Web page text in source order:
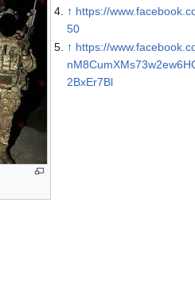
↑ https://
50
↑ https://
2BxEr7Bl